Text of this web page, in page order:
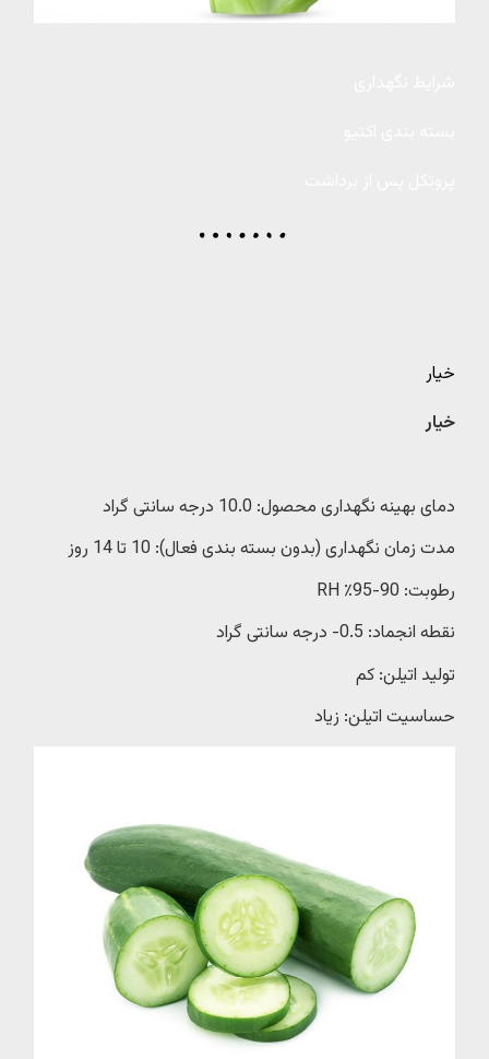
خیار
خیار
دمای بهینه نگهداری محصول: 10.0 درجه سانتی گراد
مدت زمان نگهداری (بدون بسته بندی فعال): 10 تا 14 روز
رطوبت: 90-95٪ RH
نقطه انجماد: 0.5- درجه سانتی گراد
تولید اتیلن: کم
حساسیت اتیلن: زیاد